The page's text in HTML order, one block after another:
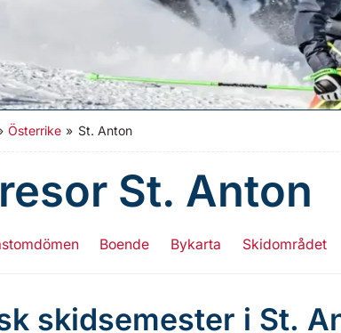
Österrike » St. Anton
St. Anton
Boende Bykarta Skidområdet
skidsemester i St.